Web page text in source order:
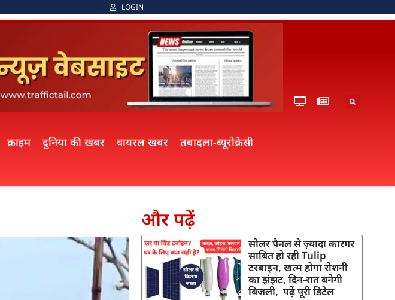
LOGIN
क्राइम दुनिया की खबर वायरल खबर
तबादला-ब्यूरोक्रेसी
और पढ़ें
सोलर पैनल से ज़्यादा कारगर
साबित हो रही Tulip
टरबाइन, खत्म होगा रोशनी
का झंझट, दिन-रात बनेगी
बिजली, पढ़ें पूरी डिटेल